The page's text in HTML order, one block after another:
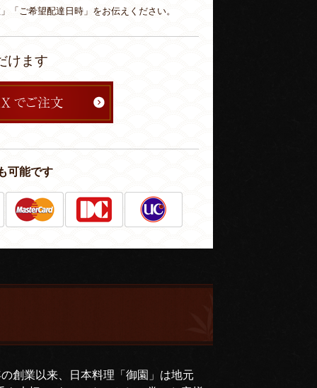
「ご希望配達日時」をお伝えください。
けます
可能です
創業以来、日本料理「御園」は地元